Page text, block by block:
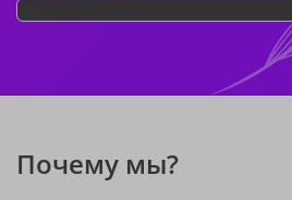
Почему мы?